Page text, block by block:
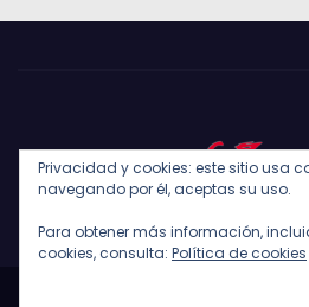
Privacidad y cookies: este sitio usa
navegando por él, aceptas su uso.
Para obtener más información,
cookies, consulta: Política de cookies